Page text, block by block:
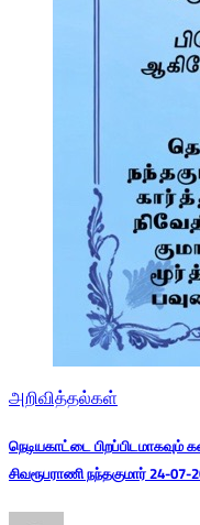
அறிவித்தல்கள்
நெடியகாட்டை
சிவரூபராணி நந்தகுமார் 24-